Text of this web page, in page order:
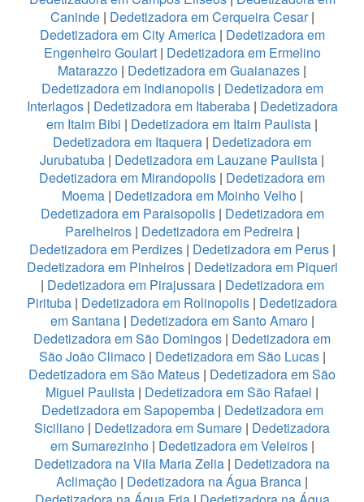
Caninde| Dedetizadora em Cerqueira Cesar|
Dedetizadora em City America | Dedetizadora em
Engenheiro Goulart | Dedetizadora em Ermelino
Matarazzo | Dedetizadora em Guaianazes |
Dedetizadora em Indianopolis| Dedetizadora em
Interlagos| Dedetizadora em Itaberaba| Dedetizadora
em Itaim Bibi | Dedetizadora em Itaim Paulista |
Dedetizadora em Itaquera | Dedetizadora em
Jurubatuba | Dedetizadora em Lauzane Paulista |
Dedetizadora em Mirandopolis | Dedetizadora em
Moema| Dedetizadora em Moinho Velho |
Dedetizadora em Paraisopolis| Dedetizadora em
Parelheiros| Dedetizadora em Pedreira|
Dedetizadora em Perdizes| Dedetizadora em Perus|
Dedetizadora em Pinheiros| Dedetizadora em Piqueri
| Dedetizadora em Pirajussara| Dedetizadora em
Pirituba | Dedetizadora em Rolinopolis | Dedetizadora
em Santana| Dedetizadora em Santo Amaro|
Dedetizadora em São Domingos | Dedetizadora em
São João Climaco| Dedetizadora em São Lucas|
Dedetizadora em São Mateus | Dedetizadora em São
Miguel Paulista | Dedetizadora em São Rafael |
Dedetizadora em Sapopemba | Dedetizadora em
Siciliano | Dedetizadora em Sumare | Dedetizadora
em Sumarezinho| Dedetizadora em Veleiros|
Dedetizadora na Vila Maria Zelia | Dedetizadora na
Aclimação | Dedetizadora na Água Branca |